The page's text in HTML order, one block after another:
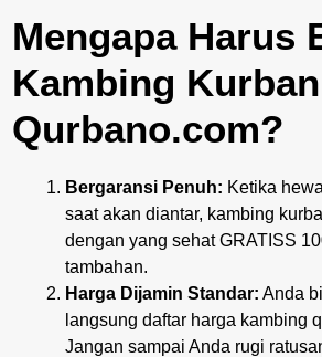
Mengapa Harus
Kambing
Qurbano.com?
Bergaransi Penuh: Ketika
saat akan diantar, kambing
dengan yang sehat GRATISS
tambahan.
Harga Dijamin Standar: Anda
langsung daftar harga kambing
Jangan sampai Anda rugi